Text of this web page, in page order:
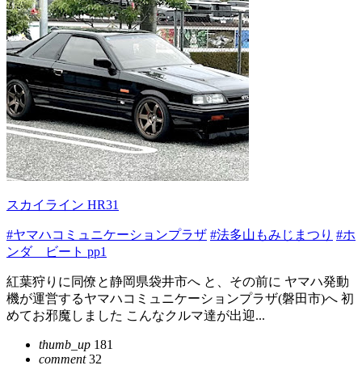
スカイライン HR31
#ヤマハコミュニケーションプラザ #法多山もみじまつり #ホ
ンダ ビート pp1
紅葉狩りに同僚と静岡県袋井市へ と、その前に ヤマハ発動
機が運営するヤマハコミュニケーションプラザ(磐田市)へ 初
めてお邪魔しました こんなクルマ達が出迎...
thumb_up 181
comment32